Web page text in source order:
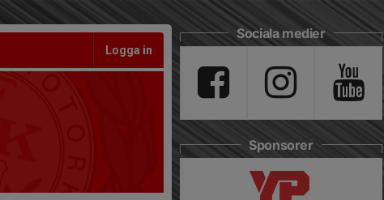
Logga in
Sociala medier
Sponsorer